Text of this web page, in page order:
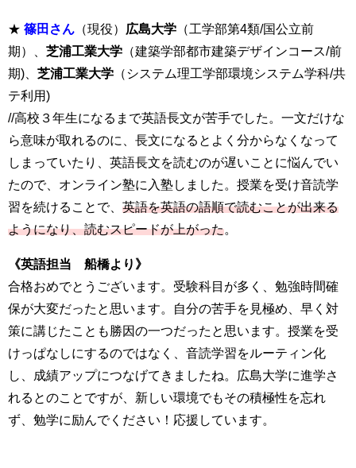
★ 篠田さん （現役） 広島大学 （工学部第4類/国公立前
期 ）、 芝浦工業大学 （建築学部都市建築デザインコース/前
期)、 芝浦工業大学 （システム理工学部環境システム学科/共
テ利用)
//高校３年生になるまで英語長文が苦手でした。一文だけな
ら意味が取れるのに、長文になるとよく分からなくなって
しまっていたり、英語長文を読むのが遅いことに悩んでい
たので、オンライン塾に入塾しました。 授業を受け音読学
習を続けることで、 英語を英語の語順で読むことが出来る
ようになり、読むスピードが上がった
《英語担当 船橋より》
合格おめでとうございます。受験科目が多く、勉強時間確
保が大変だったと思います。自分の苦手を見極め、早く対
策に講じたことも勝因の一つだったと思います。授業を受
けっぱなしにするのではなく、音読学習をルーティン化
し、成績アップにつなげてきましたね。広島大学に進学さ
れるとのことですが、新しい環境でもその積極性を忘れ
ず、勉学に励んでください！応援しています。